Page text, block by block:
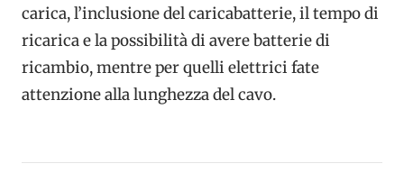
carica, l’inclusione del caricabatterie, il tempo di
ricarica e la possibilità di avere batterie di
ricambio, mentre per quelli elettrici fate
attenzione alla lunghezza del cavo.